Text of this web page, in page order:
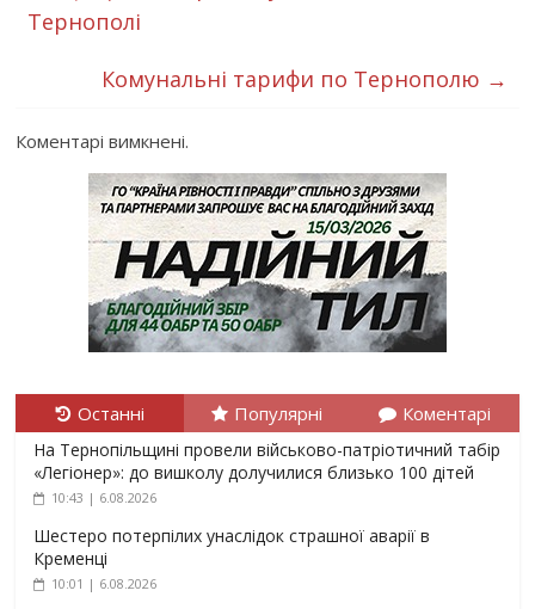
Тернополі
Комунальні тарифи по Тернополю →
Коментарі вимкнені.
Останні Популярні Коментарі
На Тернопільщині провели військово-патріотичний табір
«Легіонер»: до вишколу долучилися близько 100 дітей
10:43 | 6.08.2026
Шестеро потерпілих унаслідок страшної аварії в
Кременці
10:01 | 6.08.2026